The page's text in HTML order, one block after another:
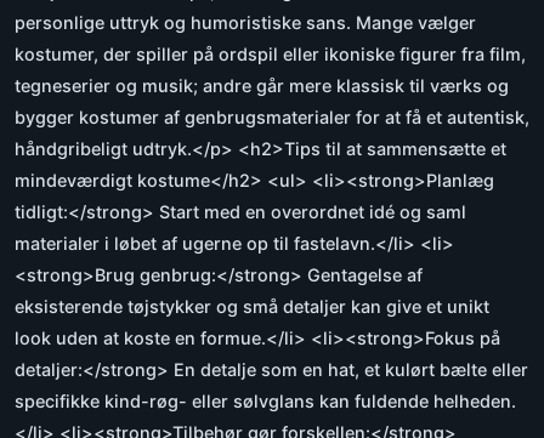
personlige uttryk og humoristiske sans. Mange vælger
kostumer, der spiller på ordspil eller ikoniske figurer fra film,
tegneserier og musik; andre går mere klassisk til værks og
bygger kostumer af genbrugsmaterialer for at få et autentisk,
håndgribeligt udtryk.</p> <h2>Tips til at sammensætte et
mindeværdigt kostume</h2> <ul> <li><strong>Planlæg
tidligt:</strong> Start med en overordnet idé og saml
materialer i løbet af ugerne op til fastelavn.</li> <li>
<strong>Brug genbrug:</strong> Gentagelse af
eksisterende tøjstykker og små detaljer kan give et unikt
look uden at koste en formue.</li> <li><strong>Fokus på
detaljer:</strong> En detalje som en hat, et kulørt bælte eller
specifikke kind-røg- eller sølvglans kan fuldende helheden.
</li> <li><strong>Tilbehør gør forskellen:</strong>